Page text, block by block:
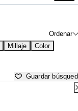
Ordenar
Millaje Color
Guardar